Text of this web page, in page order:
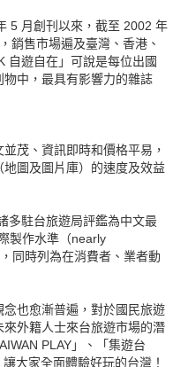
5 月創刊以來，截至 2002 年
銷售市場遍及臺灣、香港、
自遊自在」可說是每位出國
中，最具有影響力的雜誌
茂、資訊即時和價格平易，
圖及圖片庫）的速度及效益
多駐台旅遊局評鑑為中文最
製作水準（nearly
同時列為在消費者、業者動
也愈漸普遍，對於國民旅遊
外籍人士來台旅遊市場的潛
PLAY」、「集遊台
大家全面體驗好玩的台灣！